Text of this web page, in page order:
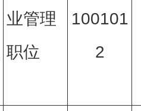
业管理
职位
100101
2